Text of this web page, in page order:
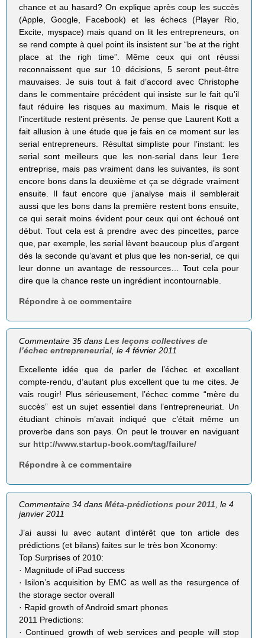
chance et au hasard? On explique après coup les succès
(Apple, Google, Facebook) et les échecs (Player Rio,
Excite, myspace) mais quand on lit les entrepreneurs, on
se rend compte à quel point ils insistent sur “be at the right
place at the righ time”. Même ceux qui ont réussi
reconnaissent que sur 10 décisions, 5 seront peut-être
mauvaises. Je suis tout à fait d’accord avec Christophe
dans le commentaire précédent qui insiste sur le fait qu’il
faut réduire les risques au maximum. Mais le risque et
l’incertitude restent présents. Je pense que Laurent Kott a
fait allusion à une étude que je fais en ce moment sur les
serial entrepreneurs. Résultat simpliste pour l’instant: les
serial sont meilleurs que les non-serial dans leur 1ere
entreprise, mais pas vraiment dans les suivantes, ils sont
encore bons dans la deuxième et ça se dégrade vraiment
ensuite. Il faut encore que j’analyse mais il semblerait
aussi que les bons dans la première restent bons ensuite,
ce qui serait moins évident pour ceux qui ont échoué ont
début. Tout cela est à prendre avec des pincettes, parce
que, par exemple, les serial lèvent beaucoup plus d’argent
dès la seconde qu’avant et plus que les non-serial, ce qui
leur donne un avantage de ressources… Tout cela pour
dire que la chance reste un ingrédient incontournable.
Répondre à ce commentaire
Commentaire 35 dansLes leçons collectives de
l’échec entrepreneurial , le 4 février 2011
Excellente idée que de parler de l’échec et excellent
compte-rendu, d’autant plus excellent que tu me cites. Je
vais rougir! Plus sérieusement, l’échec comme “mère du
succès” est un sujet essentiel dans l’entrepreneuriat. Un
étudiant chinois m’avait indiqué que c’était même un
proverbe dans son pays. On peut le trouver en naviguant
sur http://www.startup-book.com/tag/failure/
Répondre à ce commentaire
Commentaire 34 dansMéta-prédictions pour 2011 , le 4
janvier 2011
J’ai aussi lu avec autant d’intérêt que ton article des
prédictions (et bilans) faites sur le très bon Xconomy:
Top Surprises of 2010:
· Magnitude of iPad success
· Isilon’s acquisition by EMC as well as the resurgence of
the storage sector overall
· Rapid growth of Android smart phones
2011 Predictions:
· Continued growth of web services and people will stop